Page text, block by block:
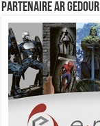
Partenaire Ar Gedour